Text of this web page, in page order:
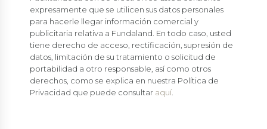
expresamente que se utilicen sus datos personales
para hacerle llegar información comercial y
publicitaria relativa a Fundaland. En todo caso, usted
tiene derecho de acceso, rectificación, supresión de
datos, limitación de su tratamiento o solicitud de
portabilidad a otro responsable, así como otros
derechos, como se explica en nuestra Política de
Privacidad que puede consultar aquí